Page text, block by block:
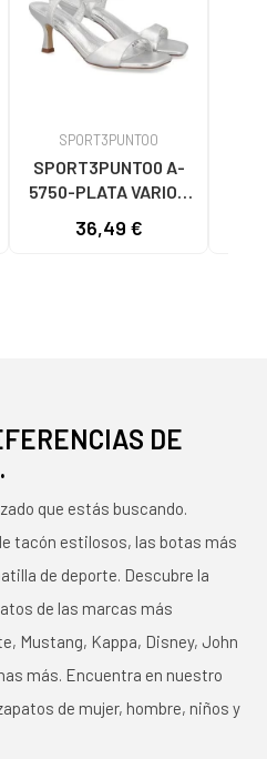
SPORT3PUNTO0
SPORT3PUNTO0 A-
5750-PLATA VARIOS
36,49 €
DE
que estás buscando.
tacón estilosos, las botas más
de deporte. Descubre la
de las marcas más
Mustang, Kappa, Disney, John
más. Encuentra en nuestro
de mujer, hombre, niños y